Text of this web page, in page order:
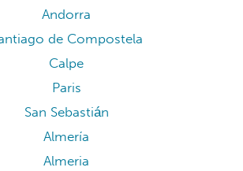
Andorra
de Compostela
Calpe
Paris
San Sebastián
Almería
Almeria